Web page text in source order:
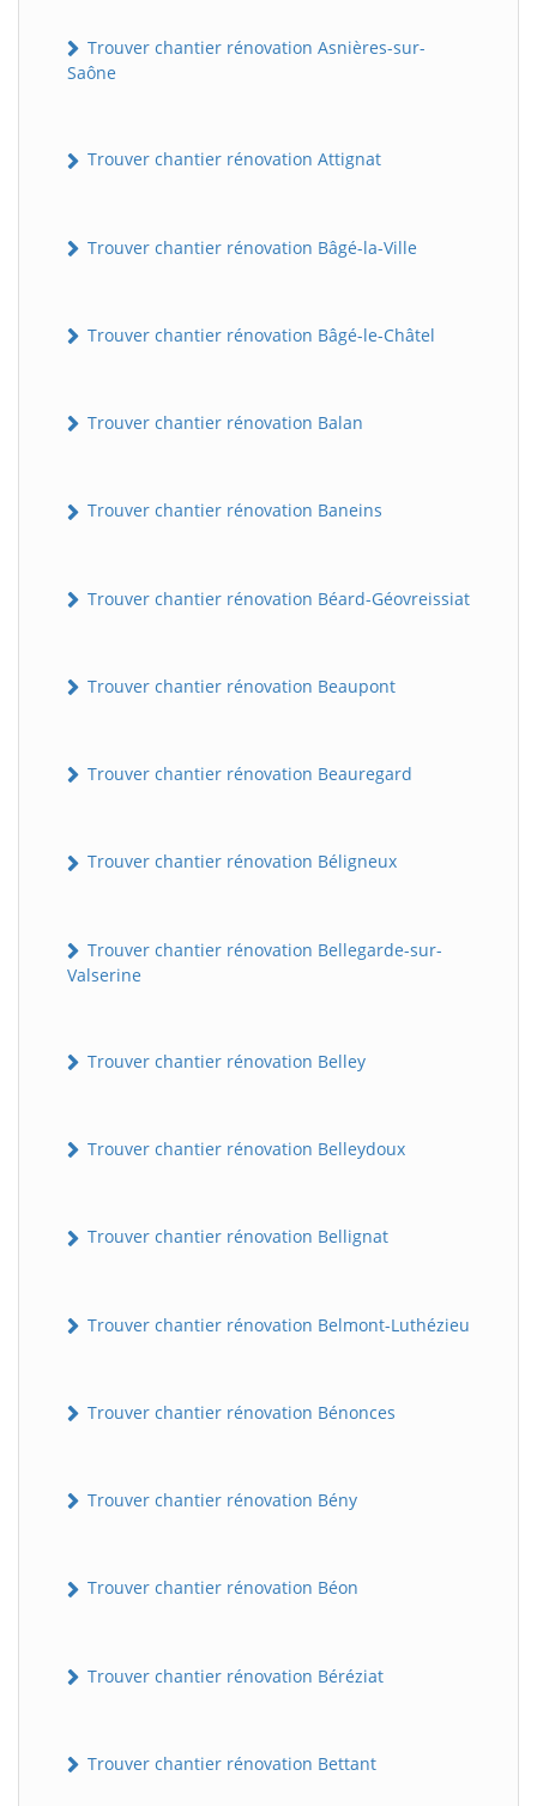
Trouver chantier rénovation Asnières-sur-
Saône
Trouver chantier rénovation Attignat
Trouver chantier rénovation Bâgé-la-Ville
Trouver chantier rénovation Bâgé-le-Châtel
Trouver chantier rénovation Balan
Trouver chantier rénovation Baneins
Trouver chantier rénovation Béard-Géovreissiat
Trouver chantier rénovation Beaupont
Trouver chantier rénovation Beauregard
Trouver chantier rénovation Béligneux
Trouver chantier rénovation Bellegarde-sur-
Valserine
Trouver chantier rénovation Belley
Trouver chantier rénovation Belleydoux
Trouver chantier rénovation Bellignat
Trouver chantier rénovation Belmont-Luthézieu
Trouver chantier rénovation Bénonces
Trouver chantier rénovation Bény
Trouver chantier rénovation Béon
Trouver chantier rénovation Béréziat
Trouver chantier rénovation Bettant